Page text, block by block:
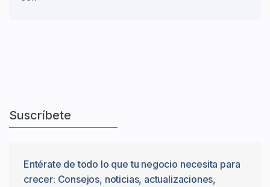
Suscríbete
Entérate de todo lo que tu negocio necesita para
crecer: Consejos, noticias, actualizaciones,